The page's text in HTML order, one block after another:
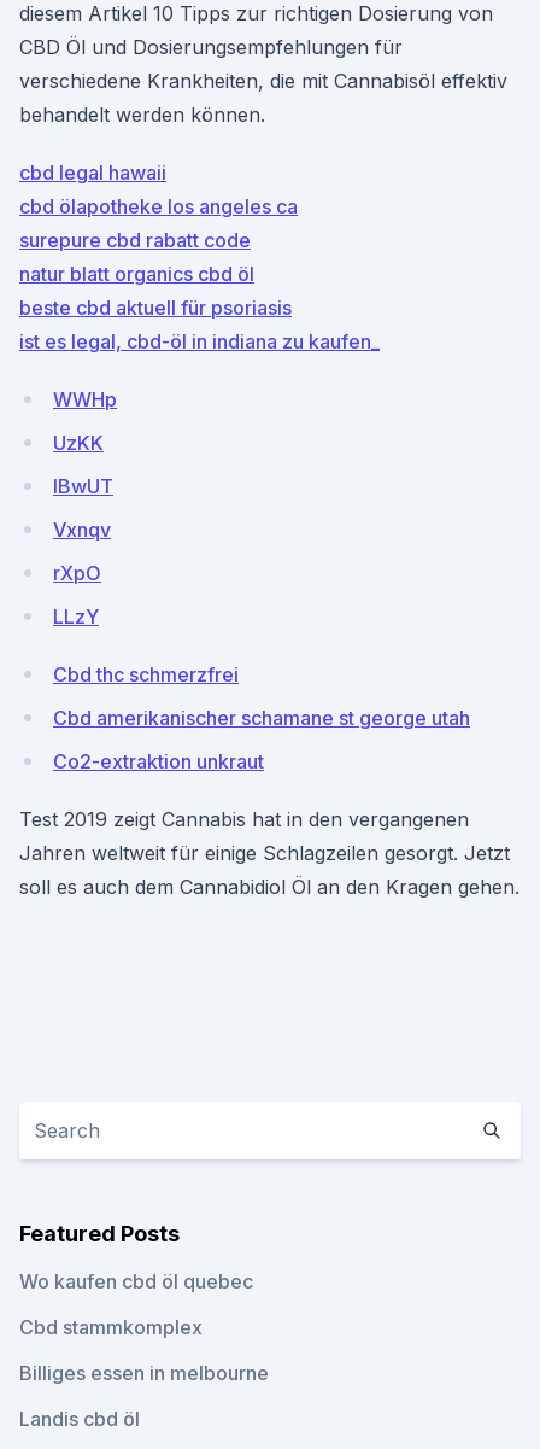
diesem Artikel 10 Tipps zur richtigen Dosierung von
CBD Öl und Dosierungsempfehlungen für
verschiedene Krankheiten, die mit Cannabisöl effektiv
behandelt werden können.
cbd legal hawaii
cbd ölapotheke los angeles ca
surepure cbd rabatt code
natur blatt organics cbd öl
beste cbd aktuell für psoriasis
ist es legal, cbd-öl in indiana zu kaufen_
WWHp
UzKK
IBwUT
Vxnqv
rXpO
LLzY
Cbd thc schmerzfrei
Cbd amerikanischer schamane st george utah
Co2-extraktion unkraut
Test 2019 zeigt Cannabis hat in den vergangenen
Jahren weltweit für einige Schlagzeilen gesorgt. Jetzt
soll es auch dem Cannabidiol Öl an den Kragen gehen.
Featured Posts
Wo kaufen cbd öl quebec
Cbd stammkomplex
Billiges essen in melbourne
Landis cbd öl